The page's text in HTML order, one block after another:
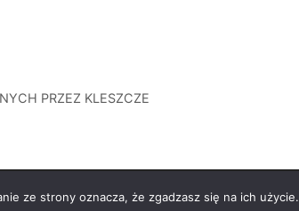
PRZEZ KLESZCZE
Zdrój • Zbudowany zGeneratePress
ze strony oznacza, że zgadzasz się na ich użycie.